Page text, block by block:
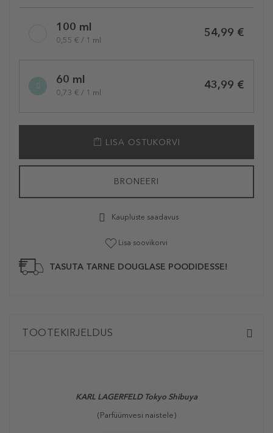
variation100 ml
0,55 € / 1 ml
54,99 €
60 ml
0,73 € / 1 ml
43,99 €
LISA OSTUKORVI
BRONEERI
Kaupluste saadavus
Lisa soovikorvi
TASUTA TARNE DOUGLASE POODIDESSE!
TOOTEKIRJELDUS
KARL LAGERFELD Tokyo Shibuya
(Parfüümvesi naistele)